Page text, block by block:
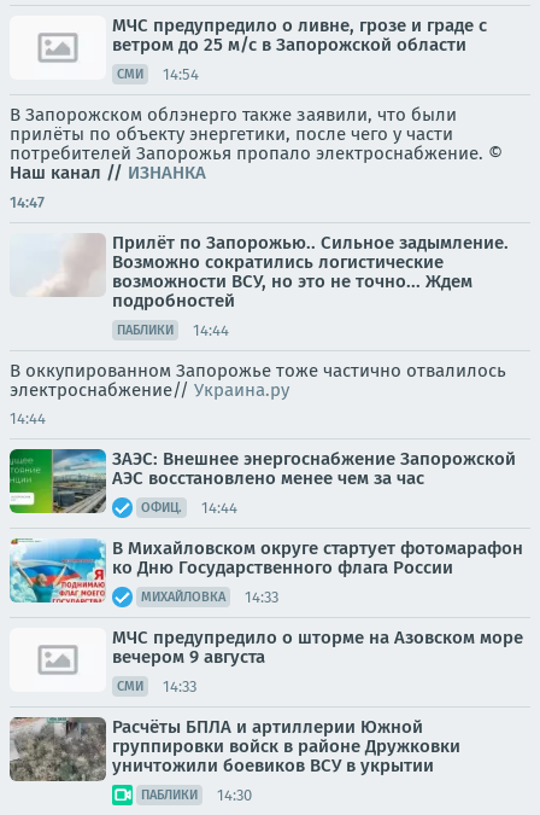
МЧС предупредило о ливне, грозе и граде с
ветром до 25 м/с в Запорожской области
СМИ 14:54
В Запорожском облэнерго также заявили, что были
прилёты по объекту энергетики, после чего у части
потребителей Запорожья пропало электроснабжение. ©
Наш канал // ИЗНАНКА
14:47
Прилёт по Запорожью.. Сильное задымление.
Возможно сократились логистические
возможности ВСУ, но это не точно... Ждем
подробностей
ПАБЛИКИ 14:44
В оккупированном Запорожье тоже частично отвалилось
электроснабжение// Украина.ру
14:44
ЗАЭС: Внешнее энергоснабжение Запорожской
АЭС восстановлено менее чем за час
ОФИЦ. 14:44
В Михайловском округе стартует фотомарафон
ко Дню Государственного флага России
МИХАЙЛОВКА 14:33
МЧС предупредило о шторме на Азовском море
вечером 9 августа
СМИ 14:33
Расчёты БПЛА и артиллерии Южной
группировки войск в районе Дружковки
уничтожили боевиков ВСУ в укрытии
ПАБЛИКИ 14:30